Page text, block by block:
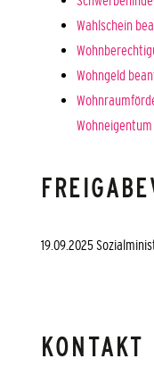
Wahlschein
Wohngeld
19.09.2025
KONTAKT